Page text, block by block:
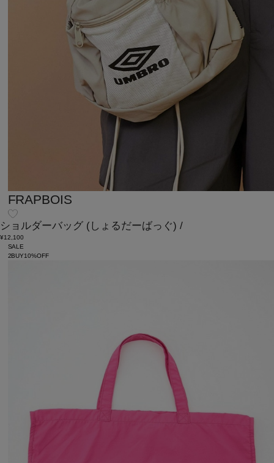
FRAPBOIS
ショルダーバッグ (しょるだーばっぐ) /
¥12,100
SALE
2BUY10%OFF